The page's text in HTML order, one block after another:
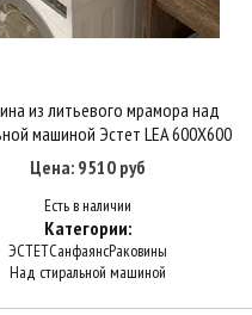
В корзину
Купить в один клик
из литьевого мрамора над
машиной Эстет LEA 600Х600
Цена: 9510 руб
Есть в наличии
Категории:
ЭСТЕТСанфаянсРаковины
Над стиральной машиной